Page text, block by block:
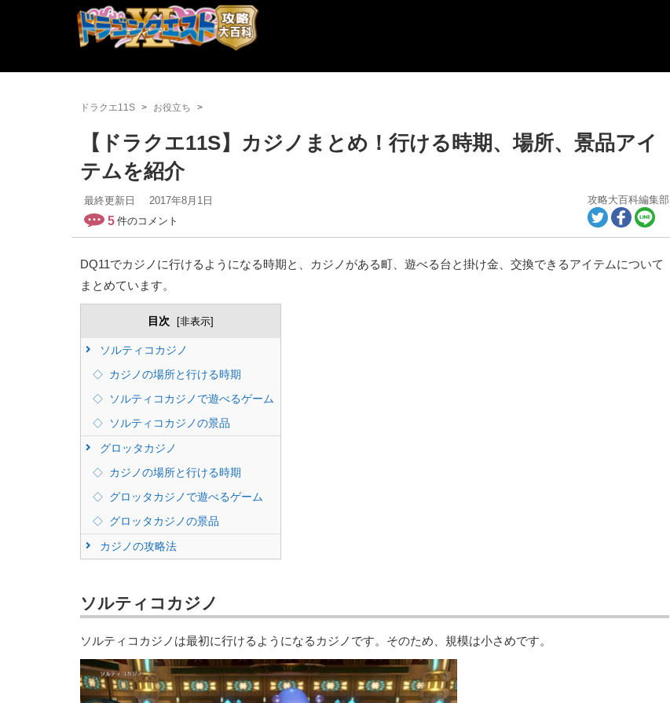
ドラクエ11S お役立ち
【ドラクエ11S】カジノまとめ！行ける時期、場所、景品アイ
テムを紹介
最終更新日 2017年8月1日
5 件のコメント
攻略大百科編集部
DQ11でカジノに行けるようになる時期と、カジノがある町、遊べる台と掛け金、交換できるアイテムについて
まとめています。
目次 [非表示]
ソルティコカジノ
カジノの場所と行ける時期
ソルティコカジノで遊べるゲーム
ソルティコカジノの景品
グロッタカジノ
カジノの場所と行ける時期
グロッタカジノで遊べるゲーム
グロッタカジノの景品
カジノの攻略法
ソルティコカジノ
ソルティコカジノは最初に行けるようになるカジノです。そのため、規模は小さめです。